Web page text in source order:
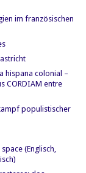
im französischen
hispana colonial –
CORDIAM entre
populistischer
(Englisch,